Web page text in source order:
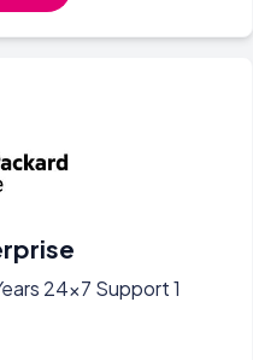
24x7 Support 1